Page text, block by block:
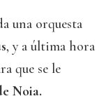
una orquesta
, y a última hora
que se le
Noia.